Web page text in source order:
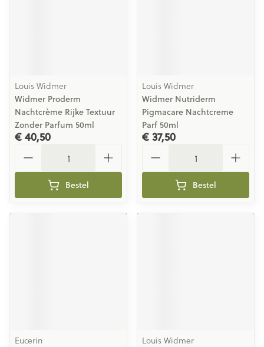
Louis Widmer
Widmer Proderm
Nachtcrème Rijke Textuur
Zonder Parfum 50ml
€ 40,50
Bestel
Louis Widmer
Widmer Nutriderm
Pigmacare Nachtcreme
Parf 50ml
€ 37,50
Bestel
Eucerin Louis Widmer